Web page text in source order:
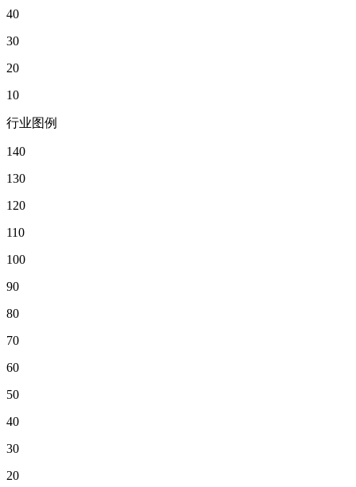
40
30
20
10
行业图例
140
130
120
110
100
90
80
70
60
50
40
30
20